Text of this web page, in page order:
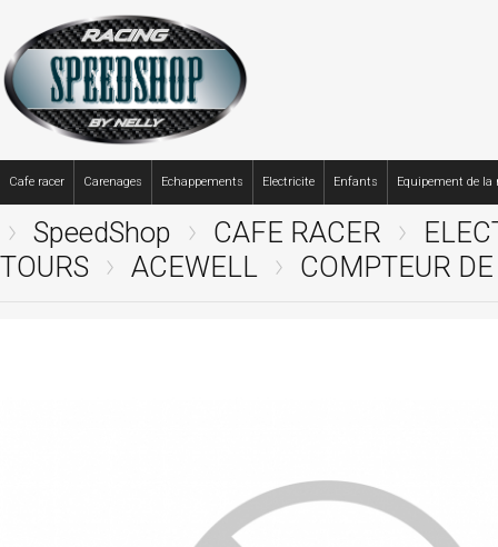
Cafe racer Carenages Echappements Electricite Enfants Equipement de la
SpeedShop CAFE RACER
TOURS
ACEWELL COMPTEUR